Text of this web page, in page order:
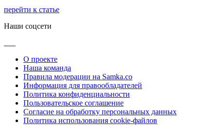
перейти к статье
Наши соцсети
О проекте
Наша команда
Правила модерации на Samka.co
Информация для правообладателей
Политика конфиденциальности
Пользовательское соглашение
Согласие на обработку персональных данных
Политика использования cookie-файлов